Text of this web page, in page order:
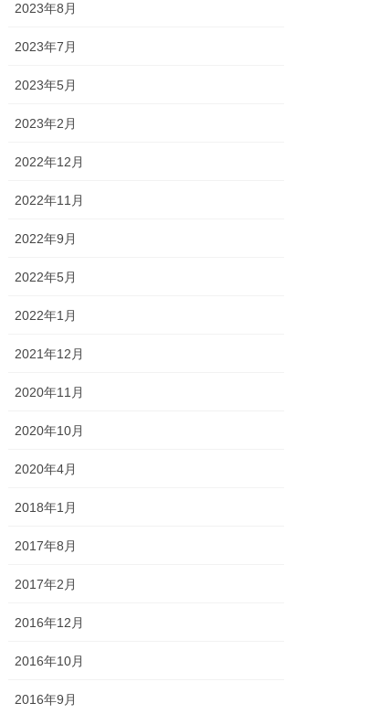
2023年8月
2023年7月
2023年5月
2023年2月
2022年12月
2022年11月
2022年9月
2022年5月
2022年1月
2021年12月
2020年11月
2020年10月
2020年4月
2018年1月
2017年8月
2017年2月
2016年12月
2016年10月
2016年9月